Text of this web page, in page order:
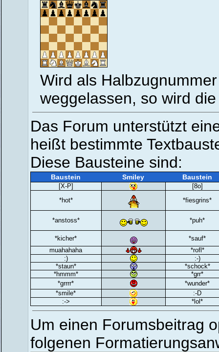
Wird als
weggelassen, so wird
Das Forum unterstützt
heißt bestimmte
Diese Bausteine sind:
Baustein Smiley Baustein
[X-P]
[8o]
*hot*
*fiesgrins*
*anstoss* *puh*
*kicher*
*sauf*
muahahaha
*rofl*
:)
:-)
*staun*
*schock*
*hmmm*
*grr*
*grrrr*
*wunder*
*smile*
:-D
:->
*lol*
Um einen Forumsbeitrag
folgenen